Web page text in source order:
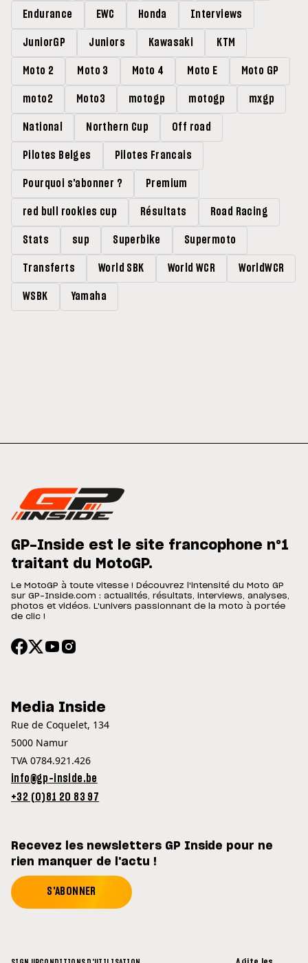
Endurance EWC Honda Interviews
JuniorGP Juniors Kawasaki KTM
Moto 2 Moto 3 Moto 4 Moto E Moto GP
moto2 Moto3 motogp motogp mxgp
National Northern Cup Off road
Pilotes Belges Pilotes Francais
Pourquoi s'abonner ? Premium
red bull rookies cup Résultats Road Racing
Stats sup Superbike Supermoto
Transferts World SBK World WCR WorldWCR
WSBK Yamaha
GP-Inside est le site francophone n°1
traitant du MotoGP.
Le MotoGP à toute vitesse ! Découvrez l'intensité du Moto GP
sur GP-Inside.com : actualités, résultats, interviews, analyses,
photos et vidéos. L'univers passionnant de la moto à portée
de clic !
Media Inside
Rue de Coquelet, 134
5000 Namur
TVA 0784.921.426
info@gp-inside.be
+32 (0)81 20 83 97
Recevez les newsletters GP Inside pour ne
rien manquer de l'actu !
S'ABONNER